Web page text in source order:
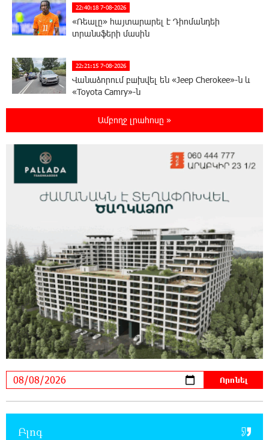
22:40:18 7-08-2026
«Ռեալը» հայտարարել է Դիոմանդեի
տրանսֆերի մասին
22:21:15 7-08-2026
Վանաձորում բшխվել են «Jeep Cherokee»-ն և
«Toyota Camry»-ն
22:03:58 7-08-2026
օգտագործել Starlink-ը Ռուսաստանի դեմ
հարվшծները կառավարելու համար
21:45:44 7-08-2026
Երևանում և մարզերում էլեկտրաէներգիայի
21:26:16 7-08-2026
Ստեփանավանում ռուս կին է փորձել
ինքնասպան լինել
21:08:37 7-08-2026
ԵԱՏՄ֊ն չի ուզում, որ իր միջոցներով
զարգանա Հայաստանի տնտեսությունը ու
հետո գնա ԵՄ. Արշակ Կարապետյան
Ամբողջ լրահոսը »
Բլոգ